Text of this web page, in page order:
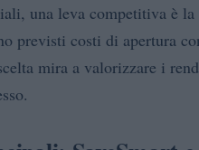
una leva competitiva è
previsti costi di apertura
mira a valorizzare i